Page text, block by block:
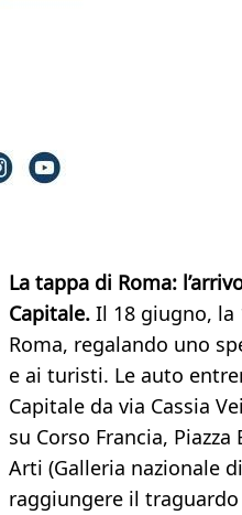
La tappa di Roma:
Capitale. Il 18 giugno, la
Roma, regalando uno
e ai turisti. Le auto
Capitale da via Cassia
su Corso Francia,
Arti (Galleria nazionale
raggiungere il